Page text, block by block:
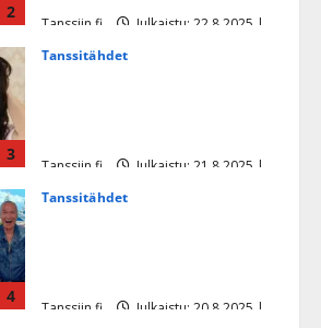
2
Tanssiin.fi
Julkaistu: 22.8.2025 |
3
Tanssitähdet
Tanssiin.fi
Julkaistu: 21.8.2025 |
4
Tanssitähdet
Tanssiin.fi
Julkaistu: 20.8.2025 |